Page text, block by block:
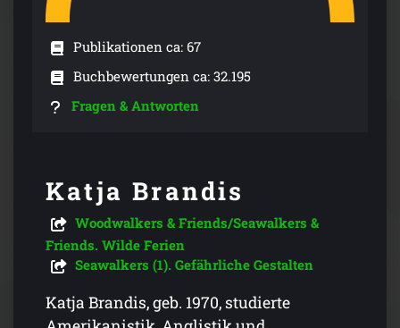
Publikationen ca: 67
Buchbewertungen ca: 32.195
Fragen & Antworten
Katja Brandis
Woodwalkers & Friends/Seawalkers &
Friends. Wilde Ferien
Seawalkers (1). Gefährliche Gestalten
Katja Brandis, geb. 1970, studierte